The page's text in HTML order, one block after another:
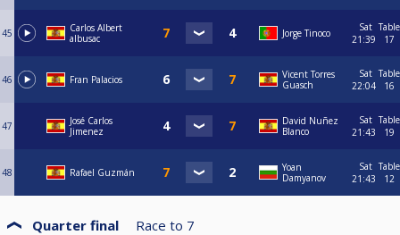
45
Carlos Albert
albusac
Jorge Tinoco
Sat
21:39
Table
17
46 Fran Palacios
Vicent Torres
Guasch
Sat
22:04
Table
16
47
José Carlos
Jimenez
David Nuñez
Blanco
Sat
21:43
Table
19
48 Rafael Guzmán
Yoan
Damyanov
Sat
21:43
Table
12
Quarter final Race to 7